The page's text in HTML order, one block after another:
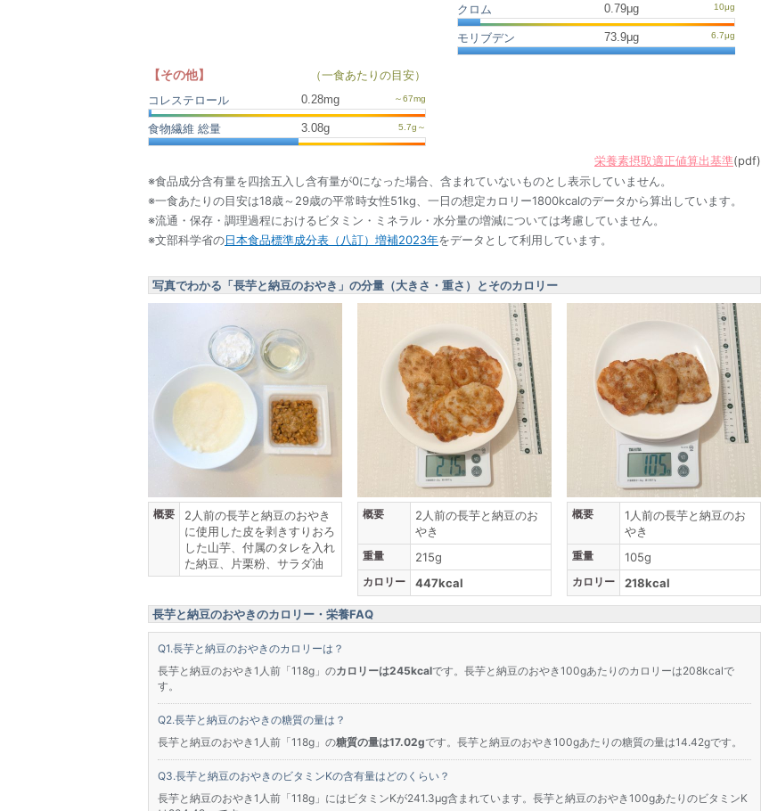
クロム 0.79μg
モリブデン 73.9μg
【その他】
（一食あたりの目安）
コレステロール
0.28mg
食物繊維 総量 3.08g
栄養素摂取適正値算出基準(pdf)
※食品成分含有量を四捨五入し含有量が0になった場合、含まれていないものとし表示していません。
※一食あたりの目安は18歳～29歳の平常時女性51kg、一日の想定カロリー1800kcalのデータから算出しています。
※流通・保存・調理過程におけるビタミン・ミネラル・水分量の増減については考慮していません。
※文部科学省の日本食品標準成分表（八訂）増補2023年をデータとして利用しています。
写真でわかる「長芋と納豆のおやき」の分量（大きさ・重さ）とそのカロリー
概要
2人前の長芋と納豆のおやき
に使用した皮を剥きすりおろ
した山芋、付属のタレを入れ
た納豆、片栗粉、サラダ油
概要
2人前の長芋と納豆のお
やき
重量 215g
カロリー 447kcal
概要
1人前の長芋と納豆のお
やき
重量 105g
カロリー 218kcal
長芋と納豆のおやきのカロリー・栄養FAQ
長芋と納豆のおやきのカロリーは？
長芋と納豆のおやき1人前「118g」のカロリーは245kcalです。長芋と納豆のおやき100gあたりのカロリーは208kcalで
す。
長芋と納豆のおやきの糖質の量は？
長芋と納豆のおやき1人前「118g」の糖質の量は17.02gです。長芋と納豆のおやき100gあたりの糖質の量は14.42gです。
長芋と納豆のおやきのビタミンKの含有量はどのくらい？
長芋と納豆のおやき1人前「118g」にはビタミンKが241.3μg含まれています。長芋と納豆のおやき100gあたりのビタミンK